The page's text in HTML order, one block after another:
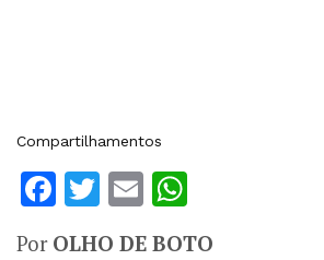
Compartilhamentos
Facebook
Twitter
Email
Por OLHO DE BOTO